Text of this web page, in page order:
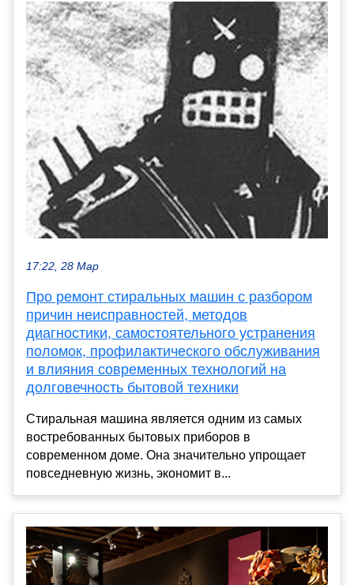
17:22, 28 Мар
Про ремонт стиральных машин с разбором
причин неисправностей, методов
диагностики, самостоятельного устранения
поломок, профилактического обслуживания
и влияния современных технологий на
долговечность бытовой техники
Стиральная машина является одним из самых
востребованных бытовых приборов в
современном доме. Она значительно упрощает
повседневную жизнь, экономит в...